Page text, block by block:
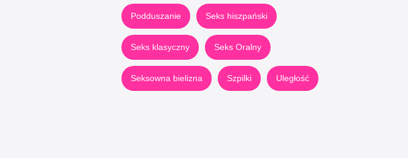
Podduszanie Seks hiszpański
Seks klasyczny Seks Oralny
Seksowna bielizna Szpilki Uległość